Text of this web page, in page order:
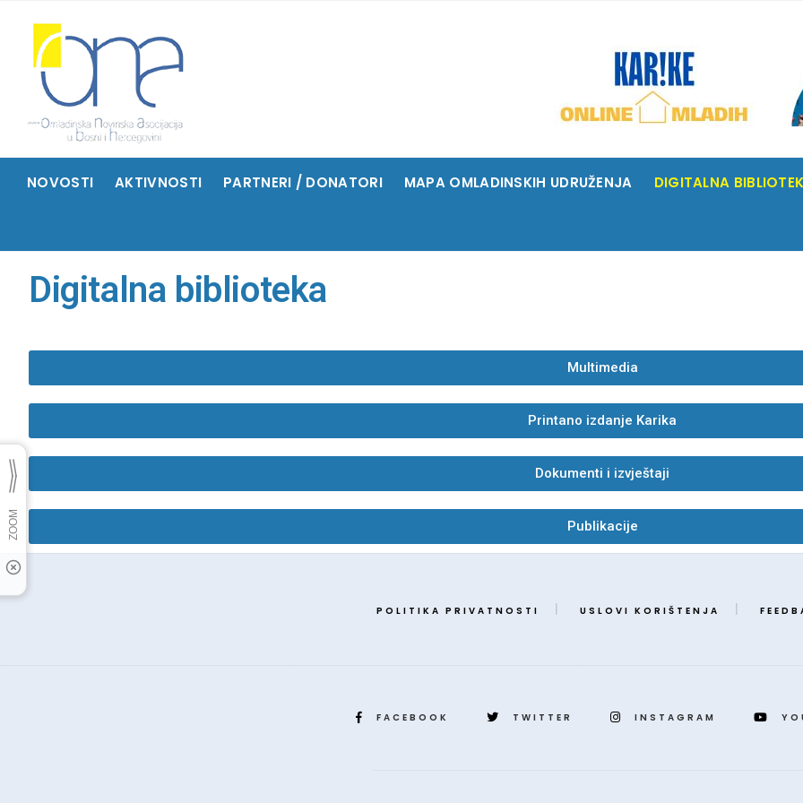
NOVOSTI AKTIVNOSTI PARTNERI / DONATORI MAPA OMLADINSKIH UDRUŽENJA DIGITALNA
Digitalna biblioteka
Multimedia
Printano izdanje Karika
Dokumenti i izvještaji
Publikacije
POLITIKA PRIVATNOSTI USLOVI KORIŠTENJA
FACEBOOK TWITTER INSTAGRAM